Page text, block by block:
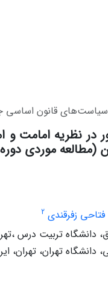
سیاست‌های قانون
در نظریه امامت
(مطالعه موردی
زفرقندی 2
تربیت درس
تهران، تهران،